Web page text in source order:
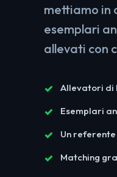
mettiamo in
esemplari
allevati con
Allevatori di
Esemplari
Un
Matching